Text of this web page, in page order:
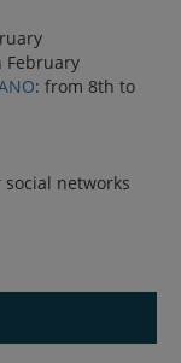
February
: from 8th to
networks